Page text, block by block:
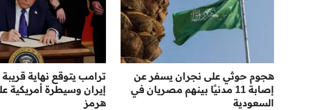
هجوم حوثي على نجران يسفر عن
إصابة 11 مدنيًا بينهم مصريان في
السعودية
ترامب يتوقع نهاية
إيران وسيطرة أمريكية
هرمز